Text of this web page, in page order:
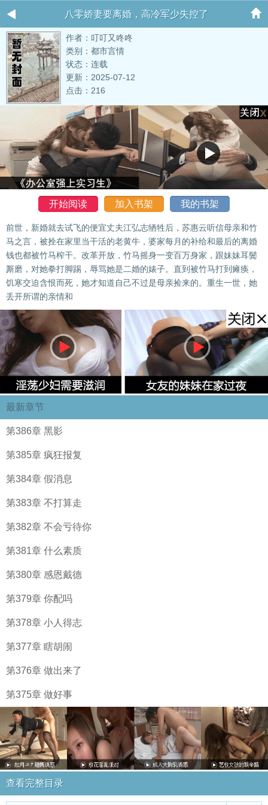
八零娇妻要离婚，高冷军少失控了
作者：叮叮又咚咚
类别：都市言情
状态：连载
更新：2025-07-12
点击：216
开始阅读 加入书架 我的书架
前世，新婚就去试飞的便宜丈夫江弘志牺牲后，苏惠云听信母亲和竹
马之言，被拴在家里当干活的老黄牛，婆家每月的补给和最后的离婚
钱也都被竹马榨干。改革开放，竹马摇身一变百万身家，跟妹妹耳鬓
厮磨，对她拳打脚踢，辱骂她是二婚的婊子。直到被竹马打到瘫痪，
饥寒交迫含恨而死，她才知道自己不过是母亲捡来的。重生一世，她
丢开所谓的亲情和
最新章节
第386章 黑影
第385章 疯狂报复
第384章 假消息
第383章 不打算走
第382章 不会亏待你
第381章 什么素质
第380章 感恩戴德
第379章 你配吗
第378章 小人得志
第377章 瞎胡闹
第376章 做出来了
第375章 做好事
查看完整目录